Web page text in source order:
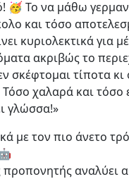
🥳 Το να μάθω
και τόσο
κυριολεκτικά για
ακριβώς το
σκέφτομαι τίποτα
χαλαρά και τόσο
γλώσσα!»
με τον πιο άνετο
προπονητής αναλύει